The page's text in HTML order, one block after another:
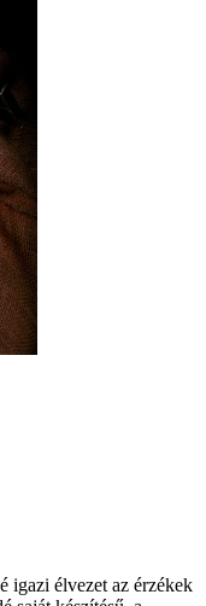
igazi élvezet az érzékek